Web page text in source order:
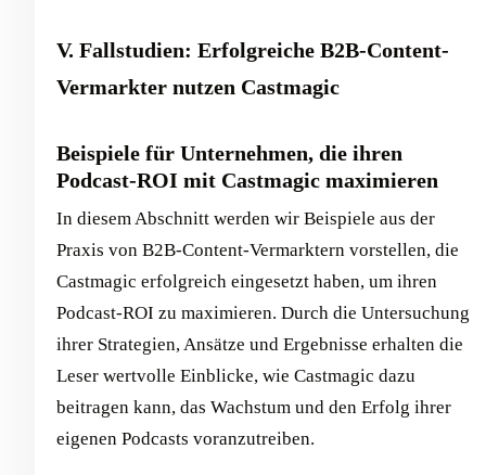
V. Fallstudien: Erfolgreiche B2B-Content-
Vermarkter nutzen Castmagic
Beispiele für Unternehmen, die ihren
Podcast-ROI mit Castmagic maximieren
In diesem Abschnitt werden wir Beispiele aus der
Praxis von B2B-Content-Vermarktern vorstellen, die
Castmagic erfolgreich eingesetzt haben, um ihren
Podcast-ROI zu maximieren. Durch die Untersuchung
ihrer Strategien, Ansätze und Ergebnisse erhalten die
Leser wertvolle Einblicke, wie Castmagic dazu
beitragen kann, das Wachstum und den Erfolg ihrer
eigenen Podcasts voranzutreiben.